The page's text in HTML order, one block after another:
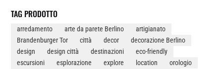
TAG PRODOTTO
arredamento arte da parete Berlino
artigianato
Brandenburger Tor
città decor
decorazione Berlino
design
design città destinazioni
eco-friendly
escursioni
esplorazione explore location
orologio